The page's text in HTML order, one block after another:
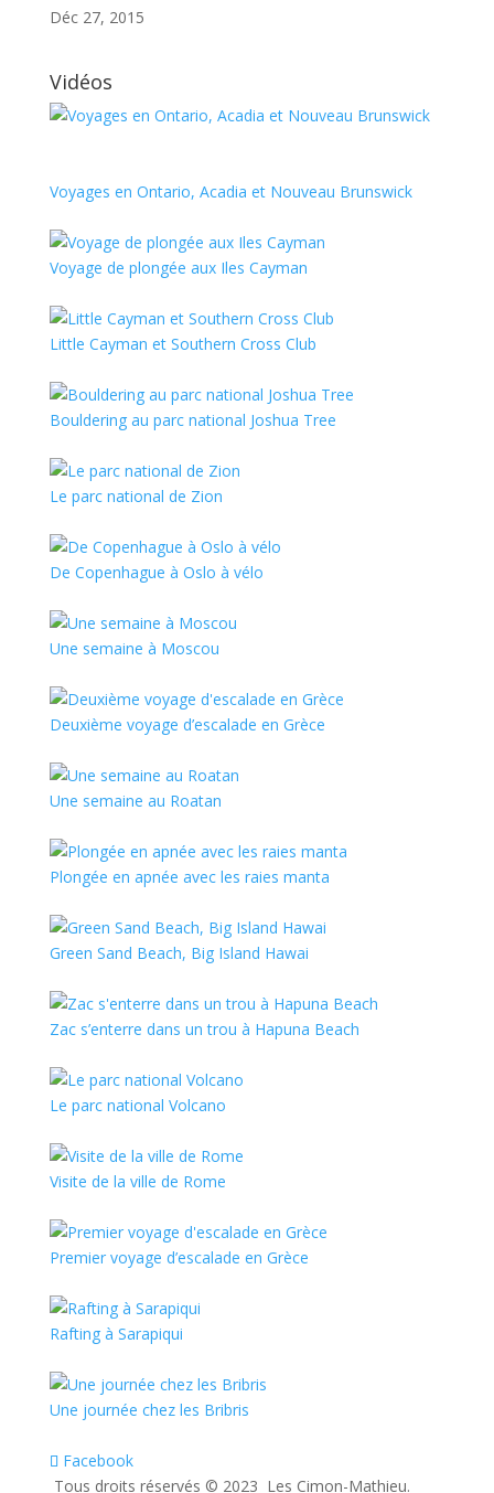
Déc 27, 2015
Vidéos
Voyages en Ontario, Acadia et Nouveau Brunswick
Voyage de plongée aux Iles Cayman
Little Cayman et Southern Cross Club
Bouldering au parc national Joshua Tree
Le parc national de Zion
De Copenhague à Oslo à vélo
Une semaine à Moscou
Deuxième voyage d’escalade en Grèce
Une semaine au Roatan
Plongée en apnée avec les raies manta
Green Sand Beach, Big Island Hawai
Zac s’enterre dans un trou à Hapuna Beach
Le parc national Volcano
Visite de la ville de Rome
Premier voyage d’escalade en Grèce
Rafting à Sarapiqui
Une journée chez les Bribris
Facebook
Tous droits réservés ©️ 2023 Les Cimon-Mathieu.